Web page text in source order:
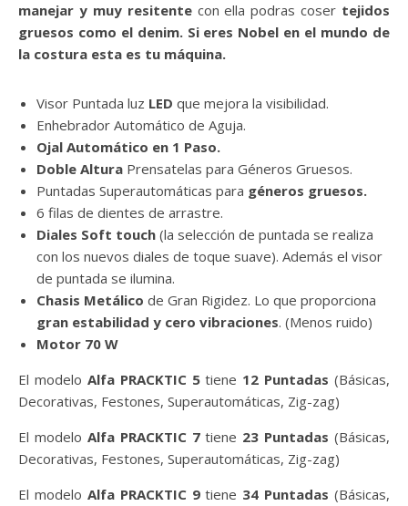
manejar y muy resitentecon ella podras coser tejidos
gruesos como el denim. Si eres Nobel en el mundo de
la costura esta es tu máquina.
Visor Puntada luz LED que mejora la visibilidad.
Enhebrador Automático de Aguja.
Ojal Automático en 1 Paso.
Doble Altura Prensatelas para Géneros Gruesos.
Puntadas Superautomáticas para géneros gruesos.
6 filas de dientes de arrastre.
Diales Soft touch (la selección de puntada se realiza
con los nuevos diales de toque suave). Además el visor
de puntada se ilumina.
Chasis Metálico de Gran Rigidez. Lo que proporciona
gran estabilidad y cero vibraciones. (Menos ruido)
Motor 70 W
El modelo Alfa PRACKTIC 5tiene 12 Puntadas (Básicas,
Decorativas, Festones, Superautomáticas, Zig-zag)
El modelo Alfa PRACKTIC 7tiene 23 Puntadas (Básicas,
Decorativas, Festones, Superautomáticas, Zig-zag)
El modelo Alfa PRACKTIC 9tiene 34 Puntadas (Básicas,